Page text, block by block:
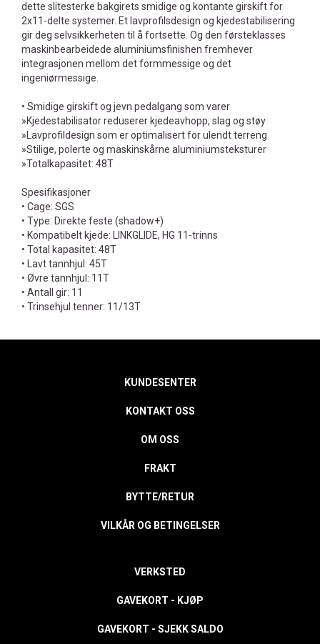
dette slitesterke bakgirets smidige og kontante girskift for
2x11-delte systemer. Et lavprofilsdesign og kjedestabilisering
gir deg selvsikkerheten til å fortsette. Og den førsteklasses
maskinbearbeidede aluminiumsfinishen fremhever
integrasjonen mellom det formmessige og det
ingeniørmessige.
• Smidige girskift og jevn pedalgang som varer
»Kjedestabilisator reduserer kjedeavhopp, slag og støy
»Lavprofildesign som er optimalisert for ulendt terreng
»Stilige, polerte og maskinskårne aluminiumsteksturer
»Totalkapasitet: 48T
Spesifikasjoner
• Cage: SGS
• Type: Direkte feste (shadow+)
• Kompatibelt kjede: LINKGLIDE, HG 11-trinns
• Total kapasitet: 48T
• Lavt tannhjul: 45T
• Øvre tannhjul: 11T
• Antall gir: 11
• Trinsehjul tenner: 11/13T
KUNDESENTER
KONTAKT OSS
OM OSS
FRAKT
BYTTE/RETUR
VILKÅR OG BETINGELSER
VERKSTED
GAVEKORT - KJØP
GAVEKORT - SJEKK SALDO